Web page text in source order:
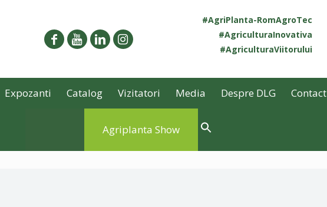
#AgriPlanta-RomAgroTec
#AgriculturaInovativa
#AgriculturaViitorului
Expozanti Catalog Vizitatori Media Despre DLG Contact
Agriplanta Show